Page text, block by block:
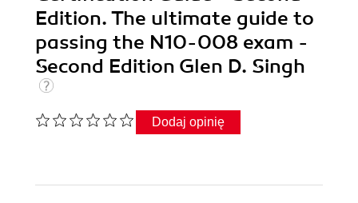
Edition. The ultimate guide to
passing the N10-008 exam -
Second Edition Glen D. Singh
Dodaj opinię